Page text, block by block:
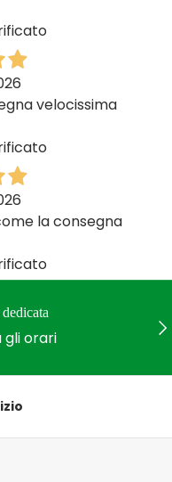
velocissima
la consegna
gli orari